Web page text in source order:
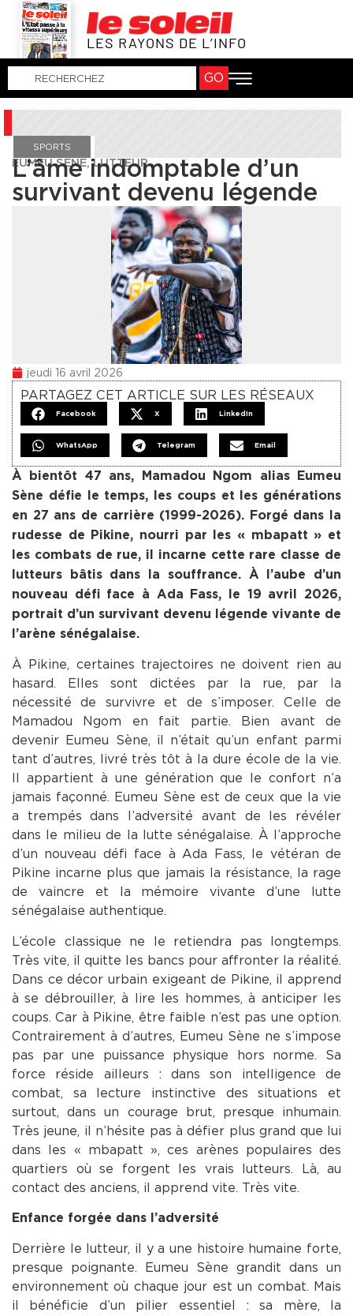
LES RAYONS DE L’INFO
GO
SPORTS
EUMEU SÈNE, LUTTEUR
L’âme indomptable d’un
survivant devenu légende
jeudi 16 avril 2026
PARTAGEZ CET ARTICLE SUR LES RÉSEAUX
Facebook X LinkedIn
WhatsApp Telegram Email
À bientôt 47 ans, Mamadou Ngom alias Eumeu
Sène défie le temps, les coups et les générations
en 27 ans de carrière (1999-2026). Forgé dans la
rudesse de Pikine, nourri par les « mbapatt » et
les combats de rue, il incarne cette rare classe de
lutteurs bâtis dans la souffrance. À l’aube d’un
nouveau défi face à Ada Fass, le 19 avril 2026,
portrait d’un survivant devenu légende vivante de
l’arène sénégalaise.
À Pikine, certaines trajectoires ne doivent rien au
hasard. Elles sont dictées par la rue, par la
nécessité de survivre et de s’imposer. Celle de
Mamadou Ngom en fait partie. Bien avant de
devenir Eumeu Sène, il n’était qu’un enfant parmi
tant d’autres, livré très tôt à la dure école de la vie.
Il appartient à une génération que le confort n’a
jamais façonné. Eumeu Sène est de ceux que la vie
a trempés dans l’adversité avant de les révéler
dans le milieu de la lutte sénégalaise. À l’approche
d’un nouveau défi face à Ada Fass, le vétéran de
Pikine incarne plus que jamais la résistance, la rage
de vaincre et la mémoire vivante d’une lutte
sénégalaise authentique.
L’école classique ne le retiendra pas longtemps.
Très vite, il quitte les bancs pour affronter la réalité.
Dans ce décor urbain exigeant de Pikine, il apprend
à se débrouiller, à lire les hommes, à anticiper les
coups. Car à Pikine, être faible n’est pas une option.
Contrairement à d’autres, Eumeu Sène ne s’impose
pas par une puissance physique hors norme. Sa
force réside ailleurs : dans son intelligence de
combat, sa lecture instinctive des situations et
surtout, dans un courage brut, presque inhumain.
Très jeune, il n’hésite pas à défier plus grand que lui
dans les « mbapatt », ces arènes populaires des
quartiers où se forgent les vrais lutteurs. Là, au
contact des anciens, il apprend vite. Très vite.
Enfance forgée dans l’adversité
Derrière le lutteur, il y a une histoire humaine forte,
presque poignante. Eumeu Sène grandit dans un
environnement où chaque jour est un combat. Mais
il bénéficie d’un pilier essentiel : sa mère, la